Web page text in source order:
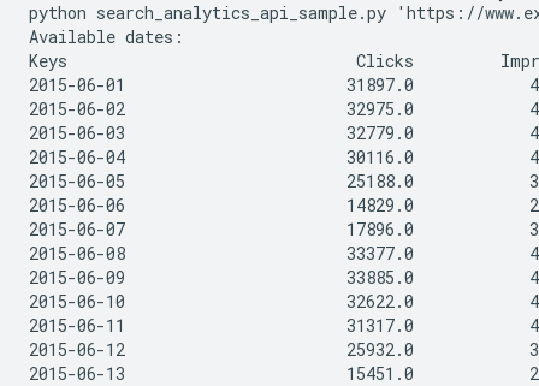
python search_analytics_api_sample.py 'https://
Available dates:
Keys                              Clicks
2015-06-01                       31897.0
2015-06-02                       32975.0
2015-06-03                       32779.0
2015-06-04                       30116.0
2015-06-05                       25188.0
2015-06-06                       14829.0
2015-06-07                       17896.0
2015-06-08                       33377.0
2015-06-09                       33885.0
2015-06-10                       32622.0
2015-06-11                       31317.0
2015-06-12                       25932.0
2015-06-13                       15451.0